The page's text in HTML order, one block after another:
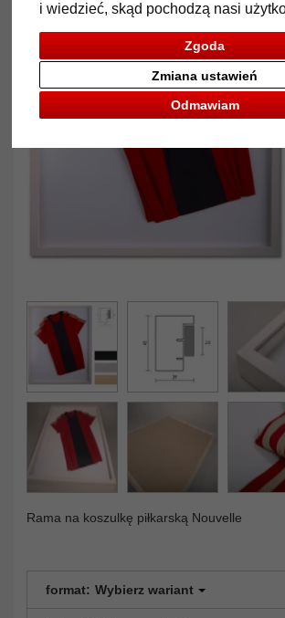
i wiedzieć, skąd pochodzą nasi
Zgoda
Odmawiam
Zmiana ustawień
Powrót
Rama na koszulkę piłkarską Nouvelle
format: Wybierz wariant